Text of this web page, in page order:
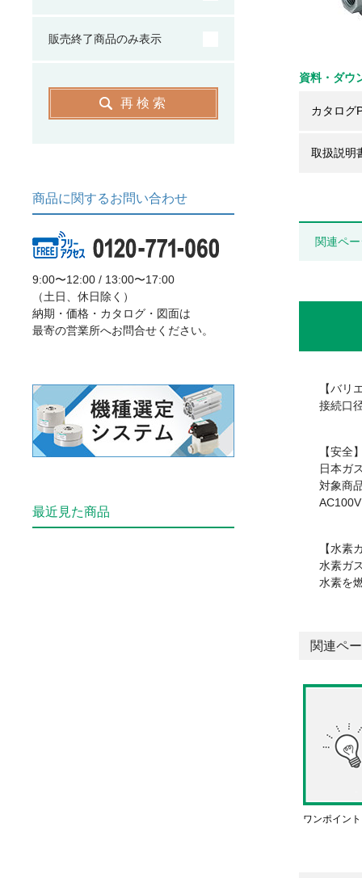
資料・ダウ
カタログ
取扱説明
関連ペ
【バリ
接続口
【安全
日本ガ
対象商
【水素
水素ガ
水素を
関連ペ
ワンポイン
販売終了商品のみ表示
再検索
商品に関するお問い合わせ
9:00〜12:00 / 13:00〜17:00
（土日、休日除く）
納期・価格・カタログ・図面は
最寄の営業所へお問合せください。
最近見た商品